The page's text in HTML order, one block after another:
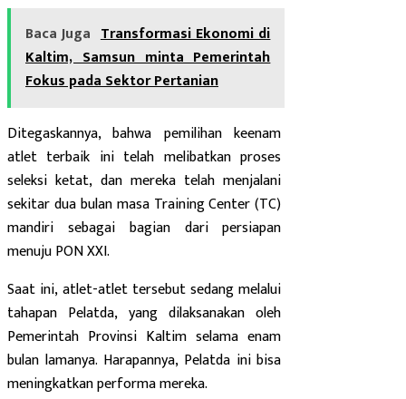
Baca Juga Transformasi Ekonomi di
Kaltim, Samsun minta Pemerintah
Fokus pada Sektor Pertanian
Ditegaskannya, bahwa pemilihan keenam
atlet terbaik ini telah melibatkan proses
seleksi ketat, dan mereka telah menjalani
sekitar dua bulan masa Training Center (TC)
mandiri sebagai bagian dari persiapan
menuju PON XXI.
Saat ini, atlet-atlet tersebut sedang melalui
tahapan Pelatda, yang dilaksanakan oleh
Pemerintah Provinsi Kaltim selama enam
bulan lamanya. Harapannya, Pelatda ini bisa
meningkatkan performa mereka.